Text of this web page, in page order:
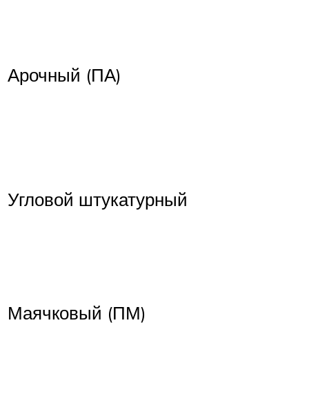
Арочный (ПА)
Угловой штукатурный
Маячковый (ПМ)